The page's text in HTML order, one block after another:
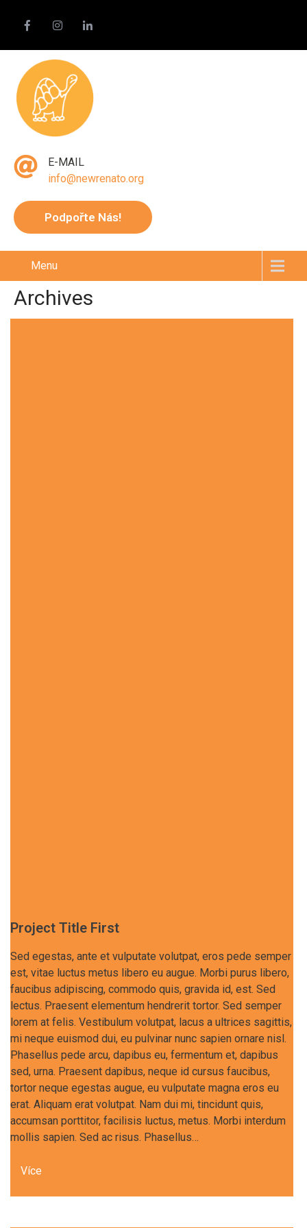
E-MAIL
info@newrenato.org
Podpořte Nás!
Menu
Archives
Project Title First
Sed egestas, ante et vulputate volutpat, eros pede semper
est, vitae luctus metus libero eu augue. Morbi purus libero,
faucibus adipiscing, commodo quis, gravida id, est. Sed
lectus. Praesent elementum hendrerit tortor. Sed semper
lorem at felis. Vestibulum volutpat, lacus a ultrices sagittis,
mi neque euismod dui, eu pulvinar nunc sapien ornare nisl.
Phasellus pede arcu, dapibus eu, fermentum et, dapibus
sed, urna. Praesent dapibus, neque id cursus faucibus,
tortor neque egestas augue, eu vulputate magna eros eu
erat. Aliquam erat volutpat. Nam dui mi, tincidunt quis,
accumsan porttitor, facilisis luctus, metus. Morbi interdum
mollis sapien. Sed ac risus. Phasellus…
Více